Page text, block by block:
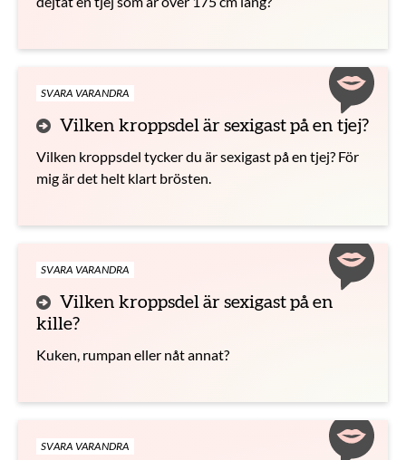
SVARA VARANDRA
Vilken kroppsdel är sexigast på en tjej?
Vilken kroppsdel tycker du är sexigast på en tjej? För
mig är det helt klart brösten.
SVARA VARANDRA
Vilken kroppsdel är sexigast på en
kille?
Kuken, rumpan eller nåt annat?
SVARA VARANDRA